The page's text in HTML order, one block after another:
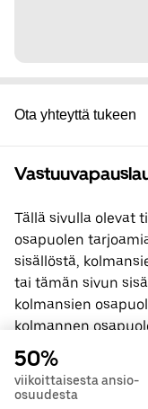
Ota yhteyttä tukeen
Tällä sivulla olevat
osapuolen
sisällöstä,
tai tämän sivun
kolmansien
kolmannen
kanssa
sinulla on
osapuoleen.
50%
viikoittaisesta ansio-
osuudesta